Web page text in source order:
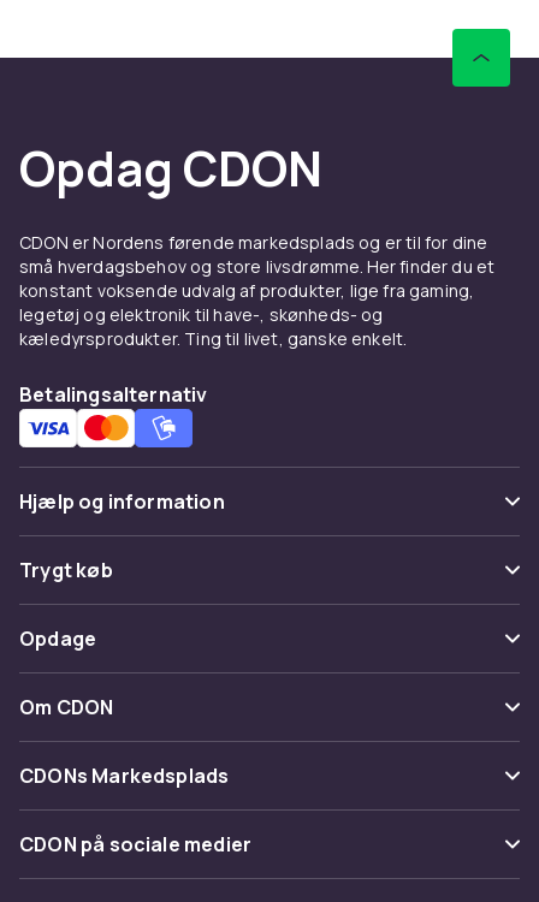
Opdag CDON
CDON er Nordens førende markedsplads og er til for dine
små hverdagsbehov og store livsdrømme. Her finder du et
konstant voksende udvalg af produkter, lige fra gaming,
legetøj og elektronik til have-, skønheds- og
kæledyrsprodukter. Ting til livet, ganske enkelt.
Betalingsalternativ
Hjælp og information
Ofte stillede spørgsmål
Spor pakke
Fortryd & returner her
Kontakt os
Trygt køb
Betaling
Levering
Tilbagekaldelser
Opdage
Kategorier
Maerke
Om CDON
Om os
Kundeanmeldelser
Arbejd på CDON
CDONs Markedsplads
Merchant Help Center
CDON på sociale medier